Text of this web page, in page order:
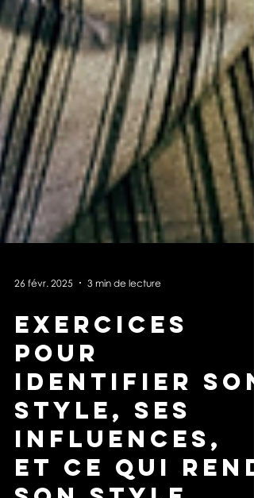
26 févr. 2025 3 min de lecture
Exercices
pour
identifier son
style, ses